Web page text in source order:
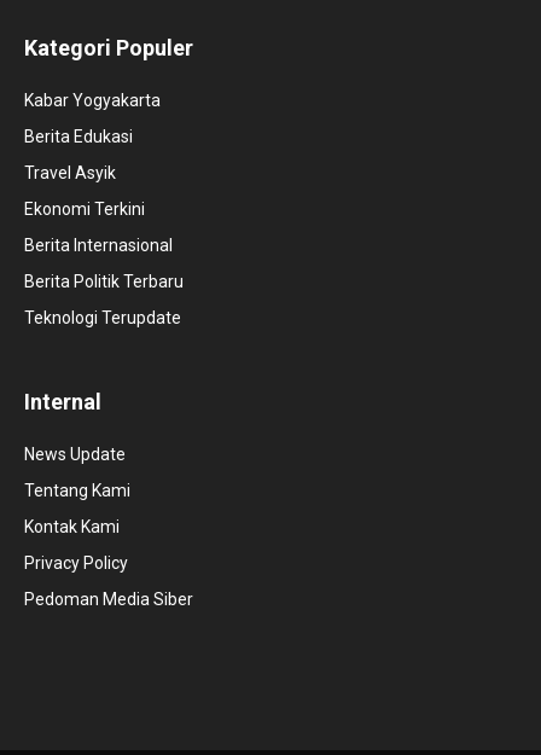
Kategori Populer
Kabar Yogyakarta
Berita Edukasi
Travel Asyik
Ekonomi Terkini
Berita Internasional
Berita Politik Terbaru
Teknologi Terupdate
Internal
News Update
Tentang Kami
Kontak Kami
Privacy Policy
Pedoman Media Siber